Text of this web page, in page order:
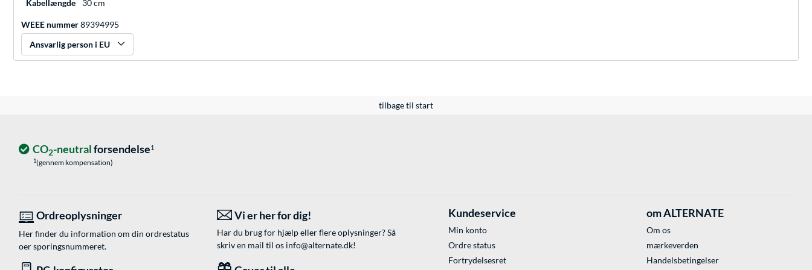
Kabellængde 30 cm
WEEE nummer89394995
Ansvarlig person i EU
tilbage til start
CO2-neutralforsendelse1
1(gennem kompensation)
Ordreoplysninger
Her finder du information om din ordrestatus
oer sporingsnummeret.
Vi er her for dig!
Har du brug for hjælp eller flere oplysninger? Så
skriv en mail til os info@alternate.dk!
Kundeservice
Min konto
Ordre status
Fortrydelsesret
om ALTERNATE
Om os
mærkeverden
Handelsbetingelser